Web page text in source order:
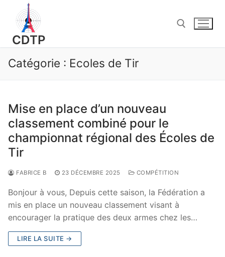
contenu
CDTP
Rechercher :
Catégorie : Ecoles de Tir
Mise en place d’un nouveau
classement combiné pour le
championnat régional des Écoles de
Tir
FABRICE B 23 DÉCEMBRE 2025 COMPÉTITION
Bonjour à vous, Depuis cette saison, la Fédération a
mis en place un nouveau classement visant à
encourager la pratique des deux armes chez les…
LIRE LA SUITE →